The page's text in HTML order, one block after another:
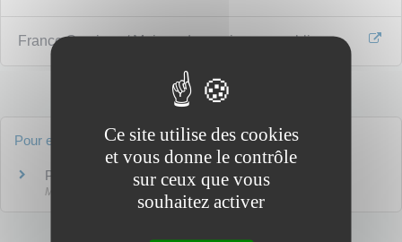
France Services / Maison de services au public
Pour en savoir plus
Points numériques
Ministère chargé de l'intérieur
Ce site utilise des cookies
et vous donne le contrôle
sur ceux que vous
souhaitez activer